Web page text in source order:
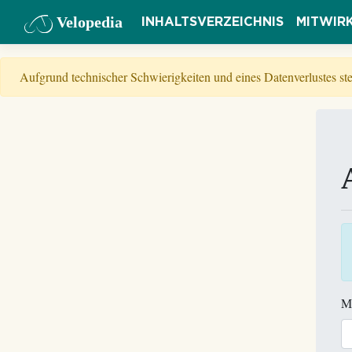
Velopedia INHALTSVERZEICHNIS
Aufgrund technischer Schwierigkeiten und eines Datenverlustes